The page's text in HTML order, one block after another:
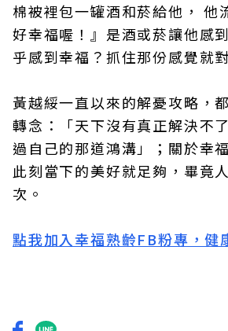
棉被裡包一罐酒和菸給他， 他
好幸福喔！』是酒或菸讓他感
乎感到幸福？抓住那份感覺就對
黃越綏一直以來的解憂攻略，
轉念：「天下沒有真正解決不
過自己的那道鴻溝」；關於幸
此刻當下的美好就足夠，畢竟
次。
點我加入幸福熟齡FB粉專，健